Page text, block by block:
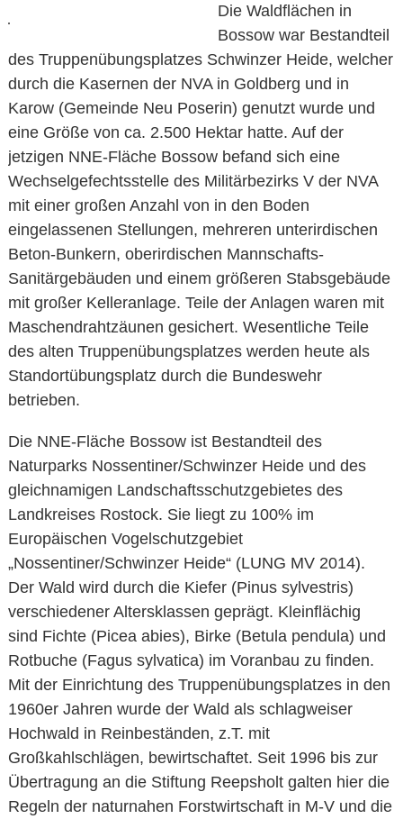
Die Waldflächen in
Bossow war Bestandteil
des Truppenübungsplatzes Schwinzer Heide, welcher
durch die Kasernen der NVA in Goldberg und in
Karow (Gemeinde Neu Poserin) genutzt wurde und
eine Größe von ca. 2.500 Hektar hatte. Auf der
jetzigen NNE-Fläche Bossow befand sich eine
Wechselgefechtsstelle des Militärbezirks V der NVA
mit einer großen Anzahl von in den Boden
eingelassenen Stellungen, mehreren unterirdischen
Beton-Bunkern, oberirdischen Mannschafts-
Sanitärgebäuden und einem größeren Stabsgebäude
mit großer Kelleranlage. Teile der Anlagen waren mit
Maschendrahtzäunen gesichert. Wesentliche Teile
des alten Truppenübungsplatzes werden heute als
Standortübungsplatz durch die Bundeswehr
betrieben.
Die NNE-Fläche Bossow ist Bestandteil des
Naturparks Nossentiner/Schwinzer Heide und des
gleichnamigen Landschaftsschutzgebietes des
Landkreises Rostock. Sie liegt zu 100% im
Europäischen Vogelschutzgebiet
„Nossentiner/Schwinzer Heide“ (LUNG MV 2014).
Der Wald wird durch die Kiefer (Pinus sylvestris)
verschiedener Altersklassen geprägt. Kleinflächig
sind Fichte (Picea abies), Birke (Betula pendula) und
Rotbuche (Fagus sylvatica) im Voranbau zu finden.
Mit der Einrichtung des Truppenübungsplatzes in den
1960er Jahren wurde der Wald als schlagweiser
Hochwald in Reinbeständen, z.T. mit
Großkahlschlägen, bewirtschaftet. Seit 1996 bis zur
Übertragung an die Stiftung Reepsholt galten hier die
Regeln der naturnahen Forstwirtschaft in M-V und die